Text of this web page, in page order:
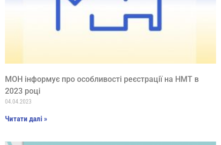
МОН інформує про особливості реєстрації на НМТ в
2023 році
04.04.2023
Читати далі »